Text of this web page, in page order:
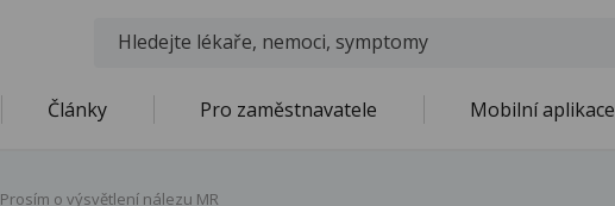
Články Pro zaměstnavatele Mobilní aplikace
Prosím o výsvětlení nálezu MR